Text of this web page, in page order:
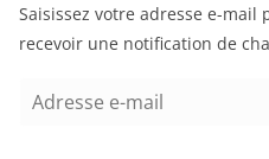
m
e
t
Saisissez votre adresse e-
recevoir une notification de